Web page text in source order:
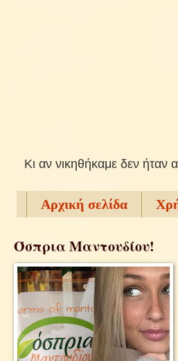
Kι αν νικηθήκαμε δεν ήταν
Αρχική σελίδα
Όσπρια Μαντουδίου!